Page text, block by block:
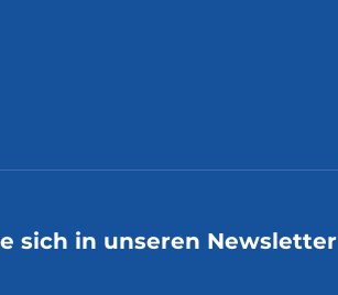
sich in unseren Newsletter